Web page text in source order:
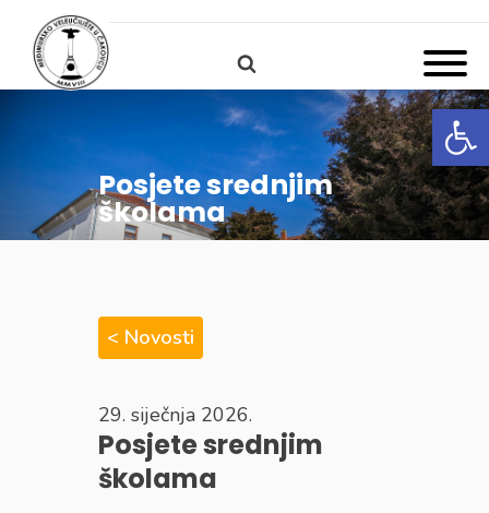
Posjete srednjim
školama
< Novosti
29. siječnja 2026.
Posjete srednjim
školama